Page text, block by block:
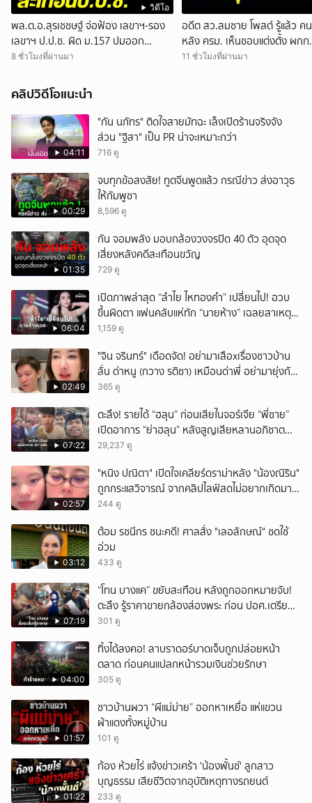
วิดีโอ
พล.ต.อ.สุรเชชษฐ์ จ่อฟ้อง เลขาฯ-รอง
เลขาฯ ป.ป.ช. ผิด ม.157 ปมออก
หนังสือสับสนเอื้อสอบคดีซ้ำซ้อน
8 ชั่วโมงที่ผ่านมา
อดีต สว.สมชาย โพสต์ รู้แล้ว ค
หลัง ครม. เห็นชอบแต่งตั้ง ผก
นั่ง ผอ.สำนักงาน ป.ย.ป.
11 ชั่วโมงที่ผ่านมา
คลิปวิดีโอแนะนำ
04:11
"กัน นภัทร" ติดใจสายมัทฉะ เล็งเปิดร้านจริงจัง
ส่วน "ฐิสา" เป็น PR น่าจะเหมาะกว่า
716 ดู
00:29
จบทุกข้อสงสัย! ทูตจีนพูดแล้ว กรณีข่าว ส่งอาวุธ
ให้กัมพูชา
8,596 ดู
01:35
กัน จอมพลัง มอบกล้องวงจรปิด 40 ตัว อุดจุด
เสี่ยงหลังคดีสะเทือนขวัญ
729 ดู
06:04
เปิดภาพล่าสุด “ลำไย ไหทองคำ” เปลี่ยนไป! อวบ
ขึ้นผิดตา แฟนคลับแห่ทัก “นายห้าง” เฉลยสาเหตุ
ชัด!
1,159 ดู
02:49
ั่"จิน จรินทร์" เดือดจัด! อย่ามาเสือxเรื่องชาวบ้าน
ลั่น ด่าหนู (กวาง รติชา) เหมือนด่าพี่ อย่ามายุ่งกับ
คนของผม จบ!!!
365 ดู
07:22
ตะลึง! รายได้ “ฮลุน” ก่อนเสียในจอร์เจีย “พี่ชาย”
เปิดอาการ “ย่าฮลุน” หลังสูญเสียหลานอภิชาต
บุตร!
29,237 ดู
02:57
"หนิง ปณิตา" เปิดใจเคลียร์ดราม่าหลัง "น้องณิริน"
ถูกกระแสวิจารณ์ จากคลิปไลฟ์สดไม่อยากเกิดมา
หน้าเหมือนพ่อ
244 ดู
03:12
ต้อม รชนีกร ชนะคดี! ศาลสั่ง "เลอลักษณ์" ชดใช้
อ่วม
433 ดู
07:19
“โทน บางแค” ขยับสะเทือน หลังถูกออกหมายจับ!
ตะลึง รู้ราคาขายกล้องส่องพระ ก่อน ปอศ.เตรียม
บุกรวบ?
301 ดู
04:00
ทิ้งได้ลงคอ! ลาบราดอร์บาดเจ็บถูกปล่อยหน้า
ตลาด ก่อนคนแปลกหน้ารวมเงินช่วยรักษา
305 ดู
01:57
ชาวบ้านผวา “ผีแม่ม่าย” ออกหาเหยื่อ แห่แขวน
ผ้าแดงทั้งหมู่บ้าน
101 ดู
01:22
ก้อง ห้วยไร่ แจ้งข่าวเศร้า 'น้องพั้นช์' ลูกสาว
บุญธรรม เสียชีวิตจากอุบัติเหตุทางรถยนต์
233 ดู